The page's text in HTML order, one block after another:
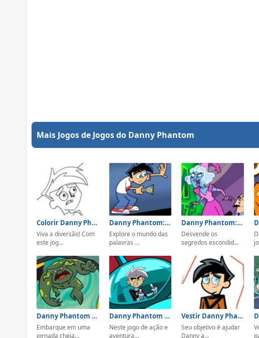
Mais Jogos de Jogos do Danny Phantom
Colorir Danny Phantom
Viva a diversão! Com
este jog...
Danny Phantom: Caça Palavras
Explore o mundo das
palavras ...
Danny Phantom: Prom Fright
Desvende os
segredos escondid...
Danny Phantom Portal Peril
Embarque em uma
jornada cheia...
Danny Phantom Fright Flight
Neste jogo de ação e
aventura...
Vestir Danny Phantom
Seu objetivo é ajudar
Danny a...